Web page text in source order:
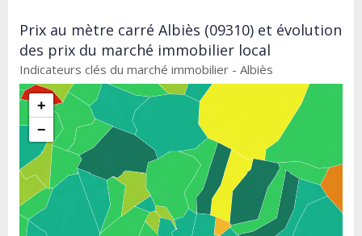
Prix au mètre carré Albiès (09310) et évolution
des prix du marché immobilier local
Indicateurs clés du marché immobilier - Albiès
+
−